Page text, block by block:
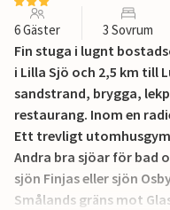
6 Gäster 3 Sovrum
Fin stuga i lugnt
i Lilla Sjö och 2,5 km till
sandstrand, brygga,
restaurang. Inom en
Ett trevligt
Andra bra sjöar för bad
sjön Finjas eller sjön
Smålands gräns mot